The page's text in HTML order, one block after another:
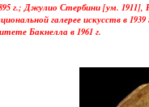
г.; Джулио Стербини [ум.
галерее искусств в
Бакнелла в 1961 г.